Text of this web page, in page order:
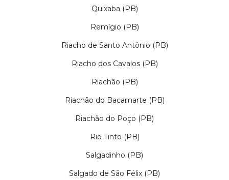
Quixaba (PB)
Remígio (PB)
Riacho de Santo Antônio (PB)
Riacho dos Cavalos (PB)
Riachão (PB)
Riachão do Bacamarte (PB)
Riachão do Poço (PB)
Rio Tinto (PB)
Salgadinho (PB)
Salgado de São Félix (PB)